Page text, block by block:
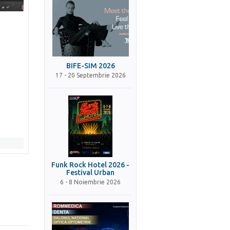
BIFE-SIM 2026
17 - 20 Septembrie 2026
Funk Rock Hotel 2026 -
Festival Urban
6 - 8 Noiembrie 2026